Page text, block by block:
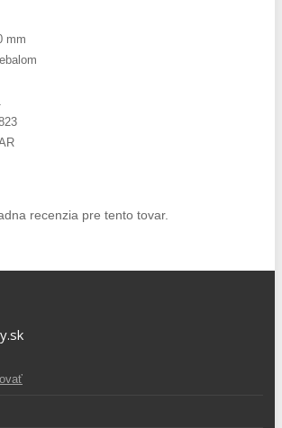
mm
recenzia pre tento tovar.